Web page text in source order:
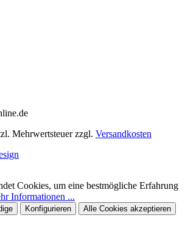
Mehrwertsteuer zzgl. Versandkosten
Cookies, um eine bestmögliche Erfahrung
Informationen ...
Konfigurieren Alle Cookies akzeptieren